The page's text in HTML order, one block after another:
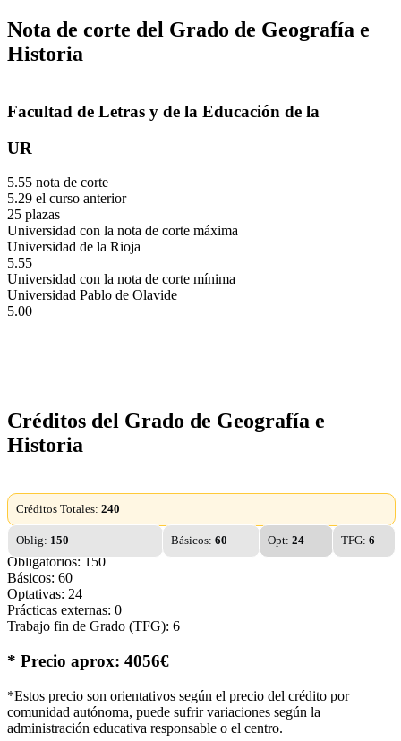
Nota de corte del Grado de Geografía e
Historia
Facultad de Letras y de la Educación de la
UR
5.55 nota de corte
5.29 el curso anterior
25 plazas
Universidad con la nota de corte máxima
Universidad de la Rioja
5.55
Universidad con la nota de corte mínima
Universidad Pablo de Olavide
5.00
Créditos del Grado de Geografía e
Historia
Créditos Totales: 240
Oblig: 150 Básicos: 60 Opt: 24 TFG: 6
Obligatorios: 150
Básicos: 60
Optativas: 24
Prácticas externas: 0
Trabajo fin de Grado (TFG): 6
* Precio aprox: 4056€
*Estos precio son orientativos según el precio del crédito por
comunidad autónoma, puede sufrir variaciones según la
administración educativa responsable o el centro.